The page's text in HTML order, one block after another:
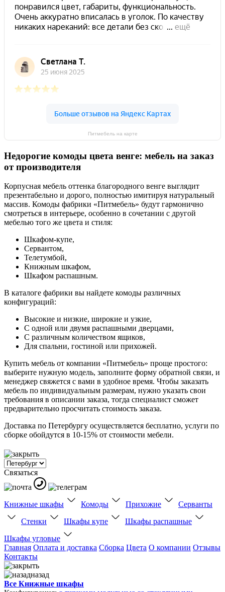
Питмебель на карте
Недорогие комоды цвета венге: мебель на заказ
от производителя
Корпусная мебель оттенка благородного венге выглядит
презентабельно и дорого, полностью имитируя натуральный
массив. Комоды фабрики «Питмебель» будут гармонично
смотреться в интерьере, особенно в сочетании с другой
мебелью того же цвета и стиля:
Шкафом-купе,
Сервантом,
Телетумбой,
Книжным шкафом,
Шкафом распашным.
В каталоге фабрики вы найдете комоды различных
конфигураций:
Высокие и низкие, широкие и узкие,
С одной или двумя распашными дверцами,
С различным количеством ящиков,
Для спальни, гостиной или прихожей.
Купить мебель от компании «Питмебель» проще простого:
выберите нужную модель, заполните форму обратной связи, и
менеджер свяжется с вами в удобное время. Чтобы заказать
мебель по индивидуальным размерам, нужно указать свои
требования в описании заказа, тогда специалист сможет
предварительно просчитать стоимость заказа.
Доставка по Петербургу осуществляется бесплатно, услуги по
сборке обойдутся в 10-15% от стоимости мебели.
Связаться
Книжные шкафы Комоды Прихожие
Серванты
Стенки
Шкафы купе
Шкафы распашные
Шкафы угловые
Главная Оплата и доставка Сборка Цвета О компании Отзывы
Контакты
назад
Все Книжные шкафы